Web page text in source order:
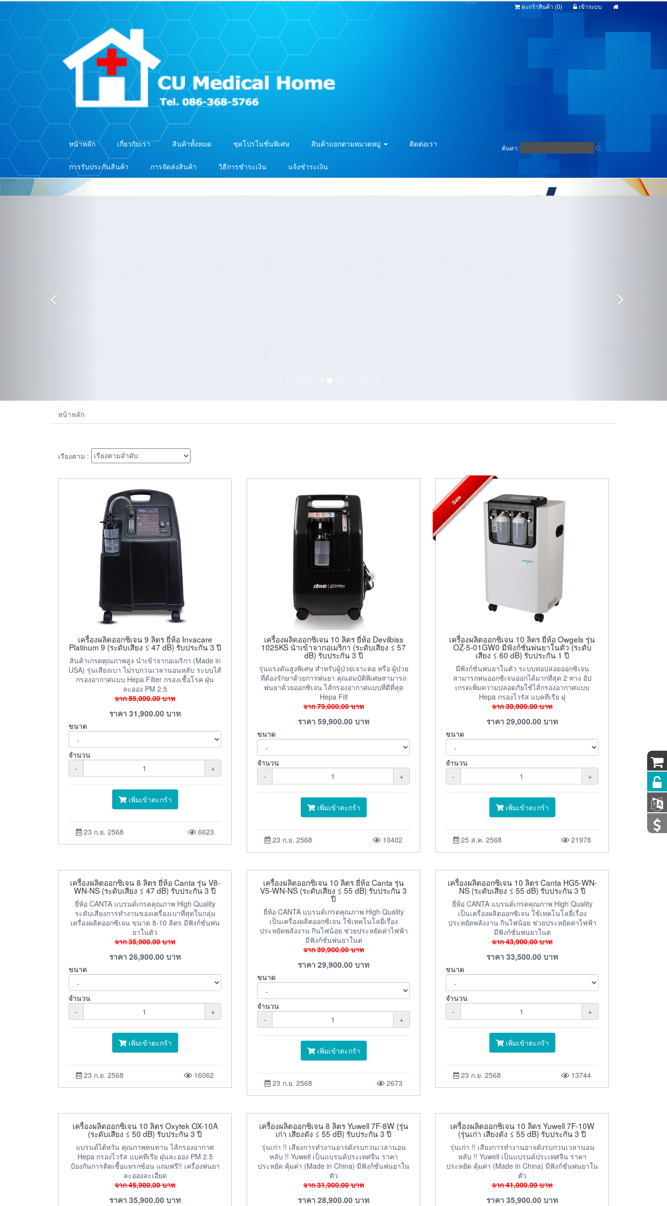
เข้าระบบ
ตะกร้าสินค้า (0)
หน้าหลัก เกี่ยวกับเรา สินค้าทั้งหมด ชุดโปรโมชั่นพิเศษ สินค้าแยกตามหมวดหมู่ ติดต่อเรา
การรับประกันสินค้า การจัดส่งสินค้า วิธีการชำระเงิน แจ้งชำระเงิน
ค้นหา:
หน้าหลัก
เรียงตาม :
เครื่องผลิตออกซิเจน 9 ลิตร ยี่ห้อ Invacare
Platinum 9 (ระดับเสียง ≤ 47 dB) รับประกัน 3 ปี
สินค้าเกรดคุณภาพสูง นำเข้าจากอเมริกา (Made in
USA) รุ่นเสียงเบา ไม่รบกวนเวลานอนหลับ ระบบไส้
กรองอากาศแบบ Hepa Filter กรองเชื้อโรค ฝุ่น
ละออง PM 2.5
จาก59,000.00บาท
ราคา 31,900.00 บาท
ขนาด
จำนวน
-
+
เพิ่มเข้าตะกร้า
23 ก.ย. 2568 6623
เครื่องผลิตออกซิเจน 10 ลิตร ยี่ห้อ Devilbiss
1025KS นำเข้าจากอเมริกา (ระดับเสียง ≤ 57
dB) รับประกัน 3 ปี
รุ่นแรงดันสูงพิเศษ สำหรับผู้ป่วยเจาะคอ หรือ ผู้ป่วย
ที่ต้องรักษาด้วยการพ่นยา คุณสมบัติพิเศษสามารถ
พ่นยาด้วยออกซิเจน ไส้กรองอากาศแบบที่ดีที่สุด
Hepa Filt
จาก79,000.00บาท
ราคา 59,900.00 บาท
ขนาด
จำนวน
-
+
เพิ่มเข้าตะกร้า
23 ก.ย. 2568 10402
Sale
เครื่องผลิตออกซิเจน 10 ลิตร ยี่ห้อ Owgels รุ่น
OZ-5-01GW0 มีฟังก์ชั่นพ่นยาในตัว (ระดับ
เสียง ≤ 60 dB) รับประกัน 1 ปี
มีฟังก์ชั่นพ่นยาในตัว ระบบท่อปล่อยออกซิเจน
สามารถพ่นออกซิเจนออกได้มากที่สุด 2 ทาง อัป
เกรดเพิ่มความปลอดภัยใช้ไส้กรองอากาศแบบ
Hepa กรองไวรัส แบคทีเรีย ฝุ
จาก39,900.00บาท
ราคา 29,000.00 บาท
ขนาด
จำนวน
-
+
เพิ่มเข้าตะกร้า
25 ส.ค. 2568 21978
เครื่องผลิตออกซิเจน 8 ลิตร ยี่ห้อ Canta รุ่น V8-
WN-NS (ระดับเสียง ≤ 47 dB) รับประกัน 3 ปี
ยี่ห้อ CANTA แบรนด์เกรดคุณภาพ High Quality
ระดับเสียงการทำงานของเครื่องเบาที่สุดในกลุ่ม
เครื่องผลิตออกซิเจน ขนาด 8-10 ลิตร มีฟังก์ชั่นพ่น
ยาในตัว
จาก35,900.00บาท
ราคา 26,900.00 บาท
ขนาด
จำนวน
-
+
เพิ่มเข้าตะกร้า
23 ก.ย. 2568 16062
เครื่องผลิตออกซิเจน 10 ลิตร ยี่ห้อ Canta รุ่น
V5-WN-NS (ระดับเสียง ≤ 55 dB) รับประกัน 3
ปี
ยี่ห้อ CANTA แบรนด์เกรดคุณภาพ High Quality
เป็นเครื่องผลิตออกซิเจน ใช้เทคโนโลยี่เรื่อง
ประหยัดพลังงาน กินไฟน้อย ช่วยประหยัดค่าไฟฟ้า
มีฟังก์ชั่นพ่นยาในต
จาก39,900.00บาท
ราคา 29,900.00 บาท
ขนาด
จำนวน
-
+
เพิ่มเข้าตะกร้า
23 ก.ย. 2568 2673
เครื่องผลิตออกซิเจน 10 ลิตร Canta HG5-WN-
NS (ระดับเสียง ≤ 55 dB) รับประกัน 3 ปี
ยี่ห้อ CANTA แบรนด์เกรดคุณภาพ High Quality
เป็นเครื่องผลิตออกซิเจน ใช้เทคโนโลยี่เรื่อง
ประหยัดพลังงาน กินไฟน้อย ช่วยประหยัดค่าไฟฟ้า
มีฟังก์ชั่นพ่นยาในต
จาก43,900.00บาท
ราคา 33,500.00 บาท
ขนาด
จำนวน
-
+
เพิ่มเข้าตะกร้า
23 ก.ย. 2568 13744
เครื่องผลิตออกซิเจน 10 ลิตร Oxytek OX-10A
(ระดับเสียง ≤ 50 dB) รับประกัน 3 ปี
แบรนด์ไต้หวัน คุณภาพทนทาน ไส้กรองอากาศ
Hepa กรองไวรัส แบคทีเรีย ฝุ่นละออง PM 2.5
ป้องกันการติดเชื้อแทรกซ้อน แถมฟรี!! เครื่องพ่นยา
ละอองละเอียด
จาก45,900.00บาท
ราคา 35,900.00 บาท
เครื่องผลิตออกซิเจน 8 ลิตร Yuwell 7F-8W (รุ่น
เก่า เสียงดัง ≤ 55 dB) รับประกัน 3 ปี
รุ่นเก่า !! เสียงการทำงานอาจดังรบกวนเวลานอน
หลับ !! Yuwell เป็นแบรนด์ประเทศจีน ราคา
ประหยัด คุ้มค่า (Made in China) มีฟังก์ชั่นพ่นยาใน
ตัว
จาก31,900.00บาท
ราคา 28,900.00 บาท
เครื่องผลิตออกซิเจน 10 ลิตร Yuwell 7F-10W
(รุ่นเก่า เสียงดัง ≤ 55 dB) รับประกัน 3 ปี
รุ่นเก่า !! เสียงการทำงานอาจดังรบกวนเวลานอน
หลับ !! Yuwell เป็นแบรนด์ประเทศจีน ราคา
ประหยัด คุ้มค่า (Made in China) มีฟังก์ชั่นพ่นยาใน
ตัว
จาก41,000.00บาท
ราคา 35,900.00 บาท